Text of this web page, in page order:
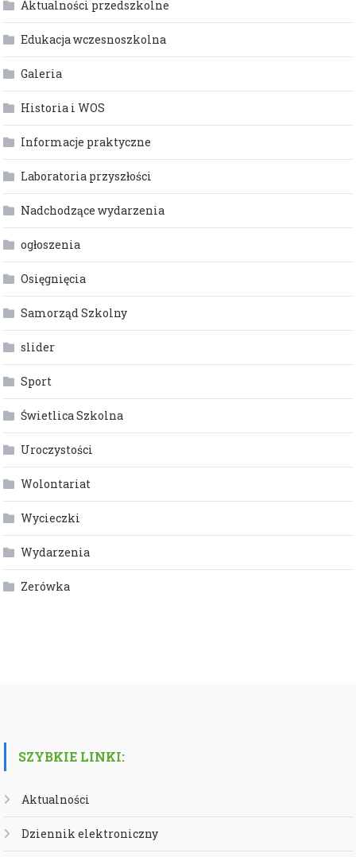
Aktualności przedszkolne
Edukacja wczesnoszkolna
Galeria
Historia i WOS
Informacje praktyczne
Laboratoria przyszłości
Nadchodzące wydarzenia
ogłoszenia
Osięgnięcia
Samorząd Szkolny
slider
Sport
Świetlica Szkolna
Uroczystości
Wolontariat
Wycieczki
Wydarzenia
Zerówka
SZYBKIE LINKI:
Aktualności
Dziennik elektroniczny